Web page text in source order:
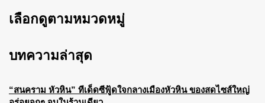
เลือกดูตามหมวดหมู่
บทความล่าสุด
“สนคราม หัวหิน” ทีเด็ดซีฟู้ดใจกลางเมืองหัวหิน ของสดไซส์ใหญ่